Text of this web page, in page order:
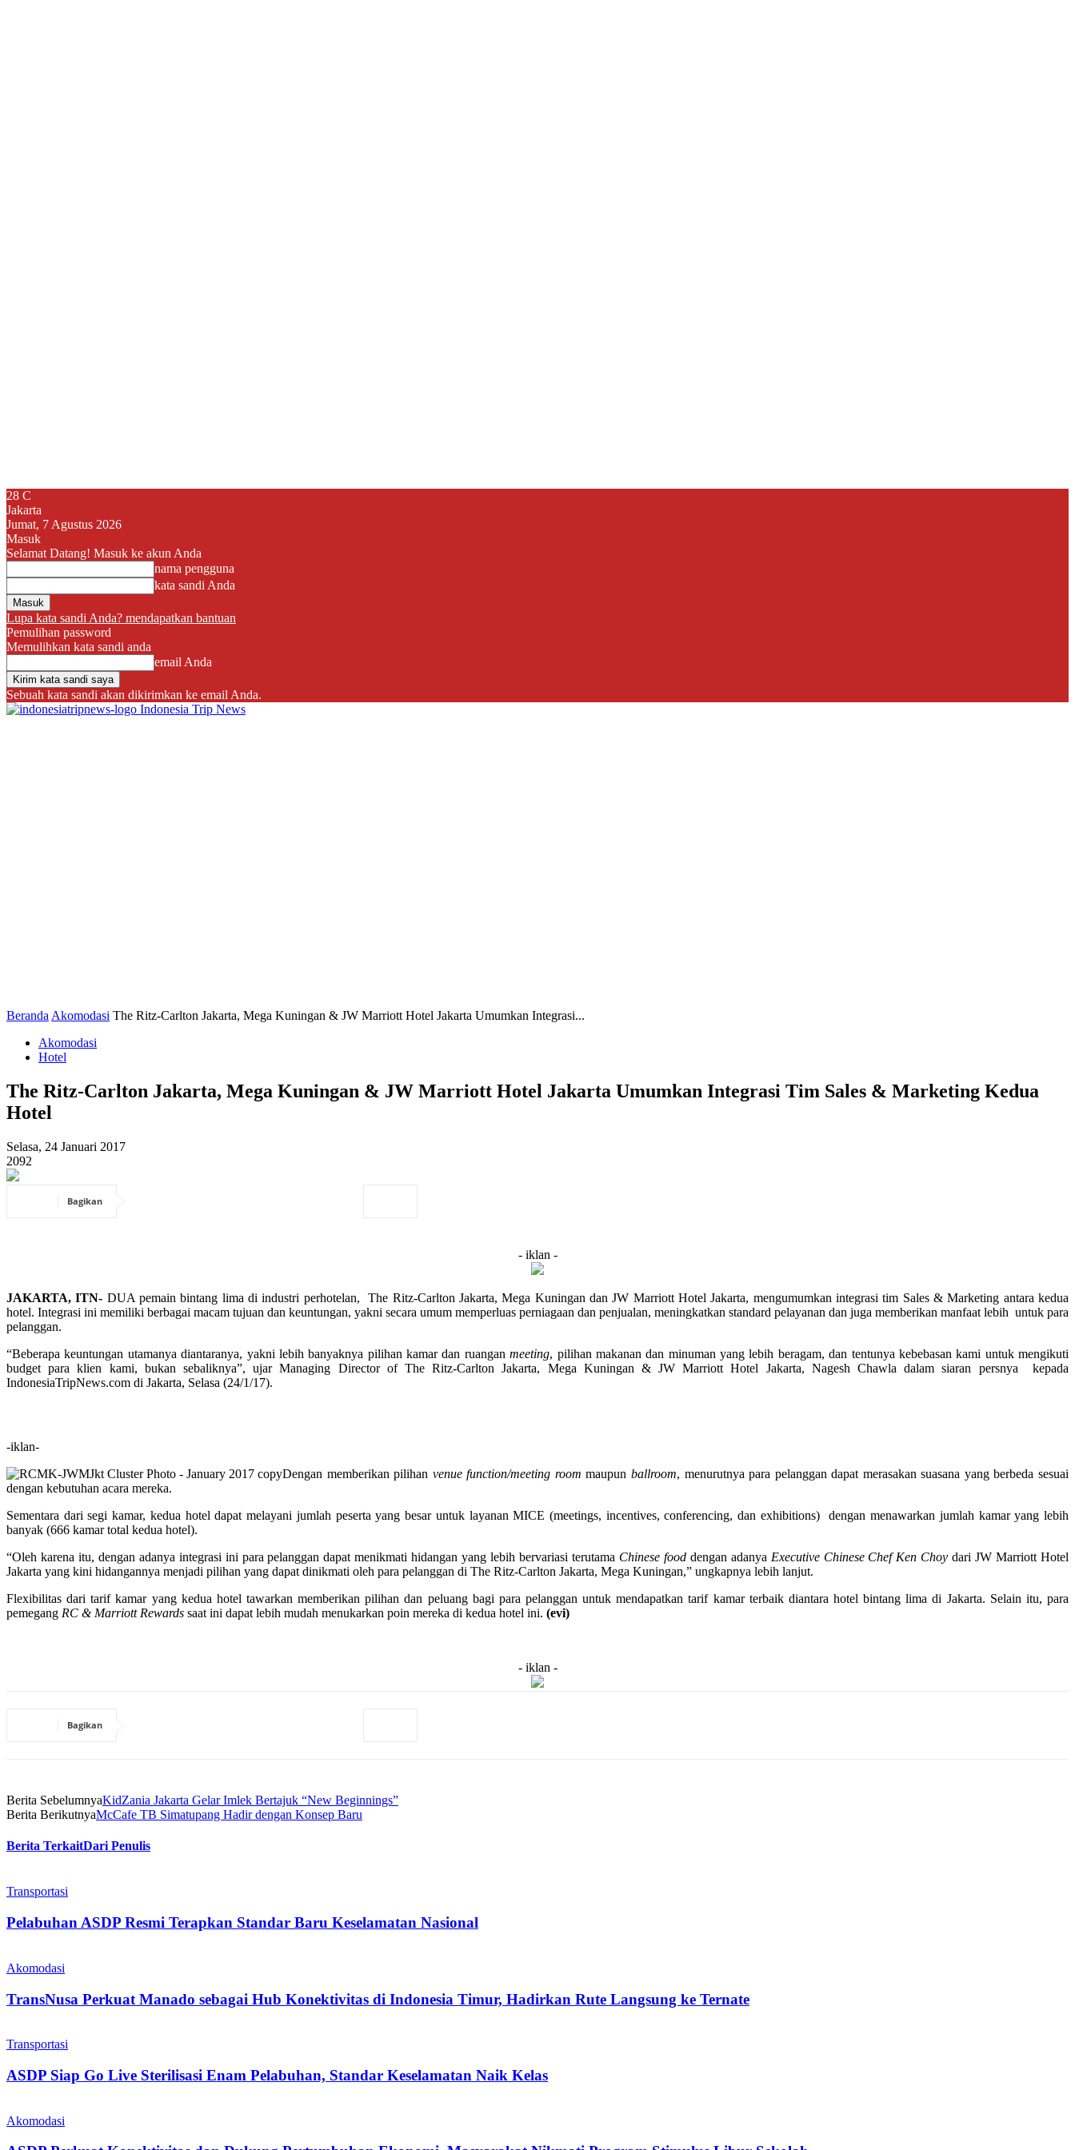
28 C
Jakarta
Jumat, 7 Agustus 2026
Masuk
Selamat Datang! Masuk ke akun Anda
nama pengguna
kata sandi Anda
Lupa kata sandi Anda? mendapatkan bantuan
Pemulihan password
Memulihkan kata sandi anda
email Anda
Sebuah kata sandi akan dikirimkan ke email Anda.
Indonesia Trip News
Beranda Akomodasi The Ritz-Carlton Jakarta, Mega Kuningan & JW Marriott Hotel Jakarta Umumkan Integrasi...
Akomodasi
Hotel
The Ritz-Carlton Jakarta, Mega Kuningan & JW Marriott Hotel Jakarta Umumkan Integrasi Tim Sales & Marketing Kedua
Hotel
Selasa, 24 Januari 2017
2092
Bagikan
- iklan -
JAKARTA, ITN- DUA pemain bintang lima di industri perhotelan, The Ritz-Carlton Jakarta, Mega Kuningan dan JW Marriott Hotel Jakarta, mengumumkan integrasi tim Sales & Marketing antara kedua
hotel. Integrasi ini memiliki berbagai macam tujuan dan keuntungan, yakni secara umum memperluas perniagaan dan penjualan, meningkatkan standard pelayanan dan juga memberikan manfaat lebih untuk para
pelanggan.
“Beberapa keuntungan utamanya diantaranya, yakni lebih banyaknya pilihan kamar dan ruanganmeeting, pilihan makanan dan minuman yang lebih beragam, dan tentunya kebebasan kami untuk mengikuti
budget para klien kami, bukan sebaliknya”, ujar Managing Director of The Ritz-Carlton Jakarta, Mega Kuningan & JW Marriott Hotel Jakarta, Nagesh Chawla dalam siaran persnya kepada
IndonesiaTripNews.com di Jakarta, Selasa (24/1/17).
-iklan-
Dengan memberikan pilihan venue function/meeting roommaupun ballroom, menurutnya para pelanggan dapat merasakan suasana yang berbeda sesuai
dengan kebutuhan acara mereka.
Sementara dari segi kamar, kedua hotel dapat melayani jumlah peserta yang besar untuk layanan MICE (meetings, incentives, conferencing, dan exhibitions) dengan menawarkan jumlah kamar yang lebih
banyak (666 kamar total kedua hotel).
“Oleh karena itu, dengan adanya integrasi ini para pelanggan dapat menikmati hidangan yang lebih bervariasi terutama Chinese fooddengan adanya Executive Chinese Chef Ken Choydari JW Marriott Hotel
Jakarta yang kini hidangannya menjadi pilihan yang dapat dinikmati oleh para pelanggan di The Ritz-Carlton Jakarta, Mega Kuningan,” ungkapnya lebih lanjut.
Flexibilitas dari tarif kamar yang kedua hotel tawarkan memberikan pilihan dan peluang bagi para pelanggan untuk mendapatkan tarif kamar terbaik diantara hotel bintang lima di Jakarta. Selain itu, para
pemegang RC & Marriott Rewards saat ini dapat lebih mudah menukarkan poin mereka di kedua hotel ini. (evi)
- iklan -
Bagikan
Berita SebelumnyaKidZania Jakarta Gelar Imlek Bertajuk “New Beginnings”
Berita BerikutnyaMcCafe TB Simatupang Hadir dengan Konsep Baru
Berita TerkaitDari Penulis
Transportasi
Pelabuhan ASDP Resmi Terapkan Standar Baru Keselamatan Nasional
Akomodasi
TransNusa Perkuat Manado sebagai Hub Konektivitas di Indonesia Timur, Hadirkan Rute Langsung ke Ternate
Transportasi
ASDP Siap Go Live Sterilisasi Enam Pelabuhan, Standar Keselamatan Naik Kelas
Akomodasi